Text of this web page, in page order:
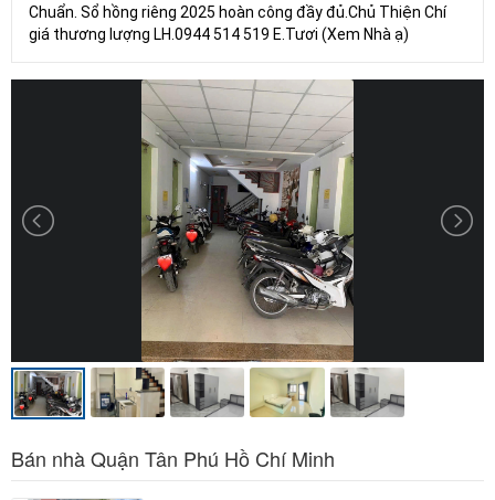
Chuẩn. Sổ hồng riêng 2025 hoàn công đầy đủ.Chủ Thiện Chí
giá thương lượng LH.0944 514 519 E.Tươi (Xem Nhà ạ)
Bán nhà Quận Tân Phú Hồ Chí Minh